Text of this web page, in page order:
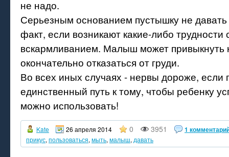
не надо.
Серьезным основанием пустышку не
факт, если возникают какие-либо трудности
вскармливанием. Малыш может привыкнуть
окончательно отказаться от груди.
Во всех иных случаях - нервы дороже, если
единственный путь к тому, чтобы ребенку
можно использовать!
Kate 26 апреля 2014 0 3951 1
прикус, пользоваться, мыть, малыш, давать